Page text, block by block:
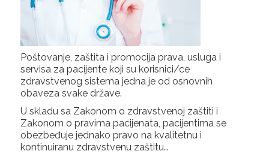
Poštovanje, zaštita i promocija prava, usluga i
servisa za pacijente koji su korisnici/ce
zdravstvenog sistema jedna je od osnovnih
obaveza svake države.
U skladu sa Zakonom o zdravstvenoj zaštiti i
Zakonom o pravima pacijenata, pacijentima se
obezbeđuje jednako pravo na kvalitetnu i
kontinuiranu zdravstvenu zaštitu…